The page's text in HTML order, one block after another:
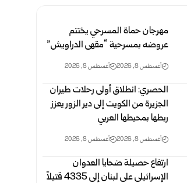
مهرجان حماة المسرحي يختتم
عروضه بمسرحية “مقهى الدراويش”
أغسطس 8, 2026 أغسطس 8, 2026
الحصري: انطلاق أولى رحلات طيران
الجزيرة من الكويت إلى دير الزور يعزز
ربطها بمحيطها العربي
أغسطس 8, 2026 أغسطس 8, 2026
ارتفاع حصيلة ضحايا العدوان
الإسرائيلي على لبنان إلى 4335 قتيلاً